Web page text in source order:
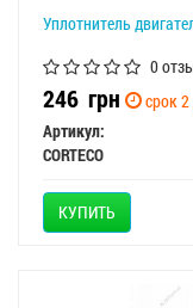
Уплотнитель
0
246 грн
срок 2
Артикул:
CORTECO
КУПИТЬ